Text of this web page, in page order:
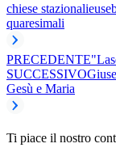
chiese stazionali
quaresimali
PRECEDENTE
SUCCESSIVO
Gesù e Maria
Ti piace il nostro